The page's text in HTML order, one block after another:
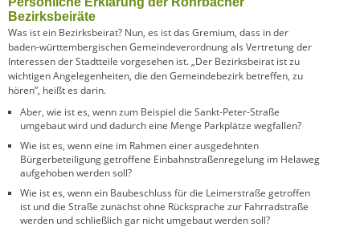
Bezirksbeiräte
Was ist ein Bezirksbeirat? Nun, es ist das Gremium, dass in der
baden-württembergischen Gemeindeverordnung als Vertretung der
Interessen der Stadtteile vorgesehen ist. „Der Bezirksbeirat ist zu
wichtigen Angelegenheiten, die den Gemeindebezirk betreffen, zu
hören”, heißt es darin.
Aber, wie ist es, wenn zum Beispiel die Sankt-Peter-Straße
umgebaut wird und dadurch eine Menge Parkplätze wegfallen?
Wie ist es, wenn eine im Rahmen einer ausgedehnten
Bürgerbeteiligung getroffene Einbahnstraßenregelung im Helaweg
aufgehoben werden soll?
Wie ist es, wenn ein Baubeschluss für die Leimerstraße getroffen
ist und die Straße zunächst ohne Rücksprache zur Fahrradstraße
werden und schließlich gar nicht umgebaut werden soll?